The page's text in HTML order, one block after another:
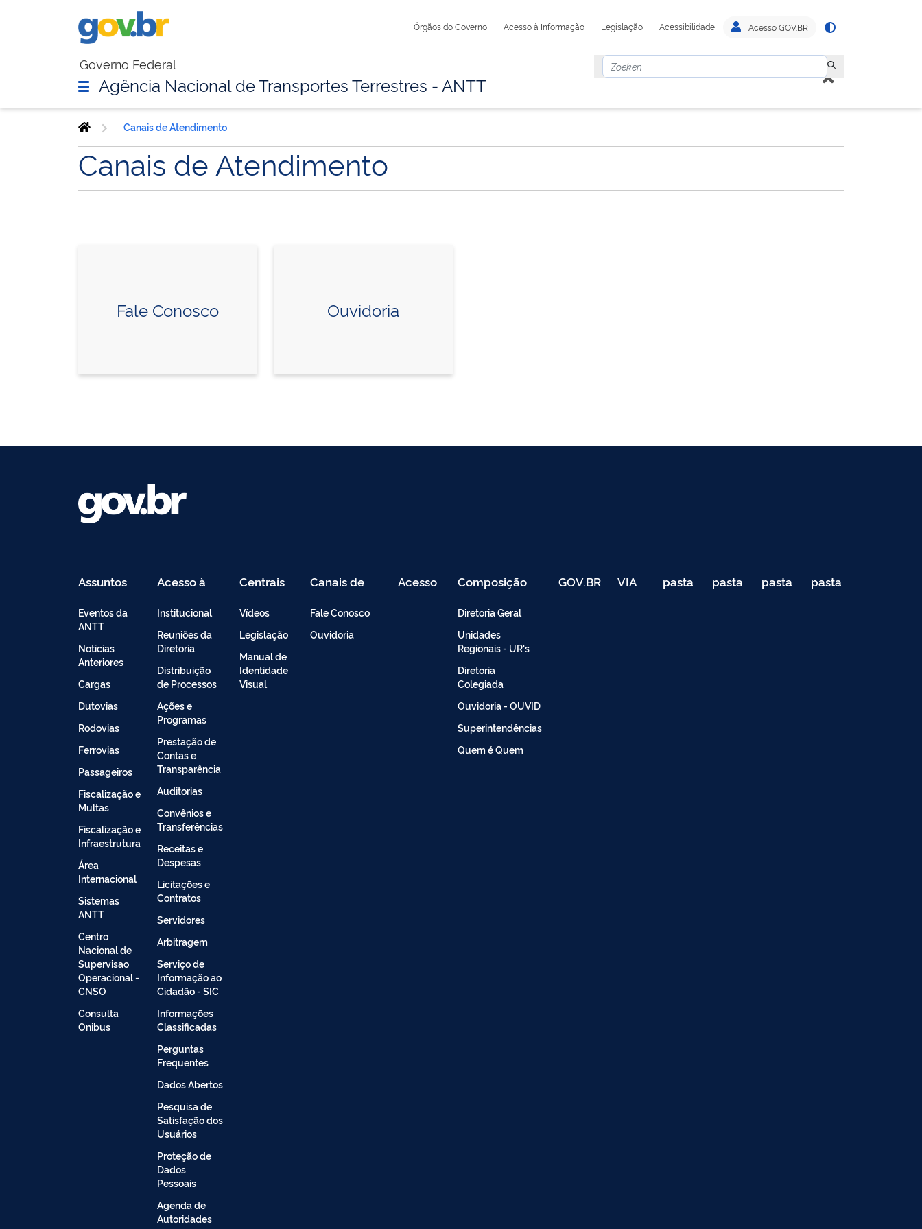
Órgãos do Governo Acesso à Informação Legislação Acessibilidade Acesso GOV.BR
Governo Federal
Agência Nacional de Transportes Terrestres - ANTT
Canais de Atendimento
Canais de Atendimento
Fale Conosco Ouvidoria
Assuntos
Eventos da
ANTT
Noticias
Anteriores
Cargas
Dutovias
Rodovias
Ferrovias
Passageiros
Fiscalização e
Multas
Fiscalização e
Infraestrutura
Área
Internacional
Sistemas
ANTT
Centro
Nacional de
Supervisao
Operacional -
CNSO
Consulta
Onibus
Acesso à
Institucional
Reuniões da
Diretoria
Distribuição
de Processos
Ações e
Programas
Prestação de
Contas e
Transparência
Auditorias
Convênios e
Transferências
Receitas e
Despesas
Licitações e
Contratos
Servidores
Arbitragem
Serviço de
Informação ao
Cidadão - SIC
Informações
Classificadas
Perguntas
Frequentes
Dados Abertos
Pesquisa de
Satisfação dos
Usuários
Proteção de
Dados
Pessoais
Agenda de
Autoridades
Centrais
Vídeos
Legislação
Manual de
Identidade
Visual
Canais de
Fale Conosco
Ouvidoria
Acesso Composição
Diretoria Geral
Unidades
Regionais - UR's
Diretoria
Colegiada
Ouvidoria - OUVID
Superintendências
Quem é Quem
GOV.BR VIA pasta
de
pasta
de
pasta
de
pasta
de